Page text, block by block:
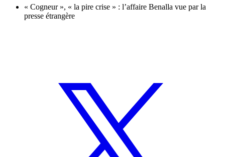
« Cogneur », « la pire crise » : l’affaire Benalla vue par la
presse étrangère